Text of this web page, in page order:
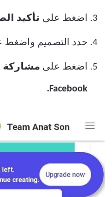
اضغط على تأكيد
حدد التصميم واضغط
اضغط على مشاركة
Facebook.